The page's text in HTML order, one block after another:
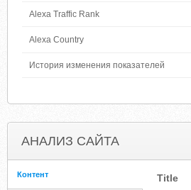
Alexa Traffic Rank
Alexa Country
История изменения показателей
АНАЛИЗ САЙТА
Контент Title